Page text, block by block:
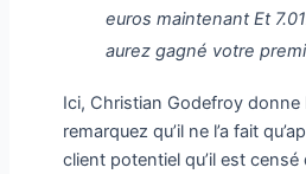
euros maintenant Et
aurez gagné votre
Ici, Christian Godefroy donne
remarquez qu’il ne l’a fait
client potentiel qu’il est